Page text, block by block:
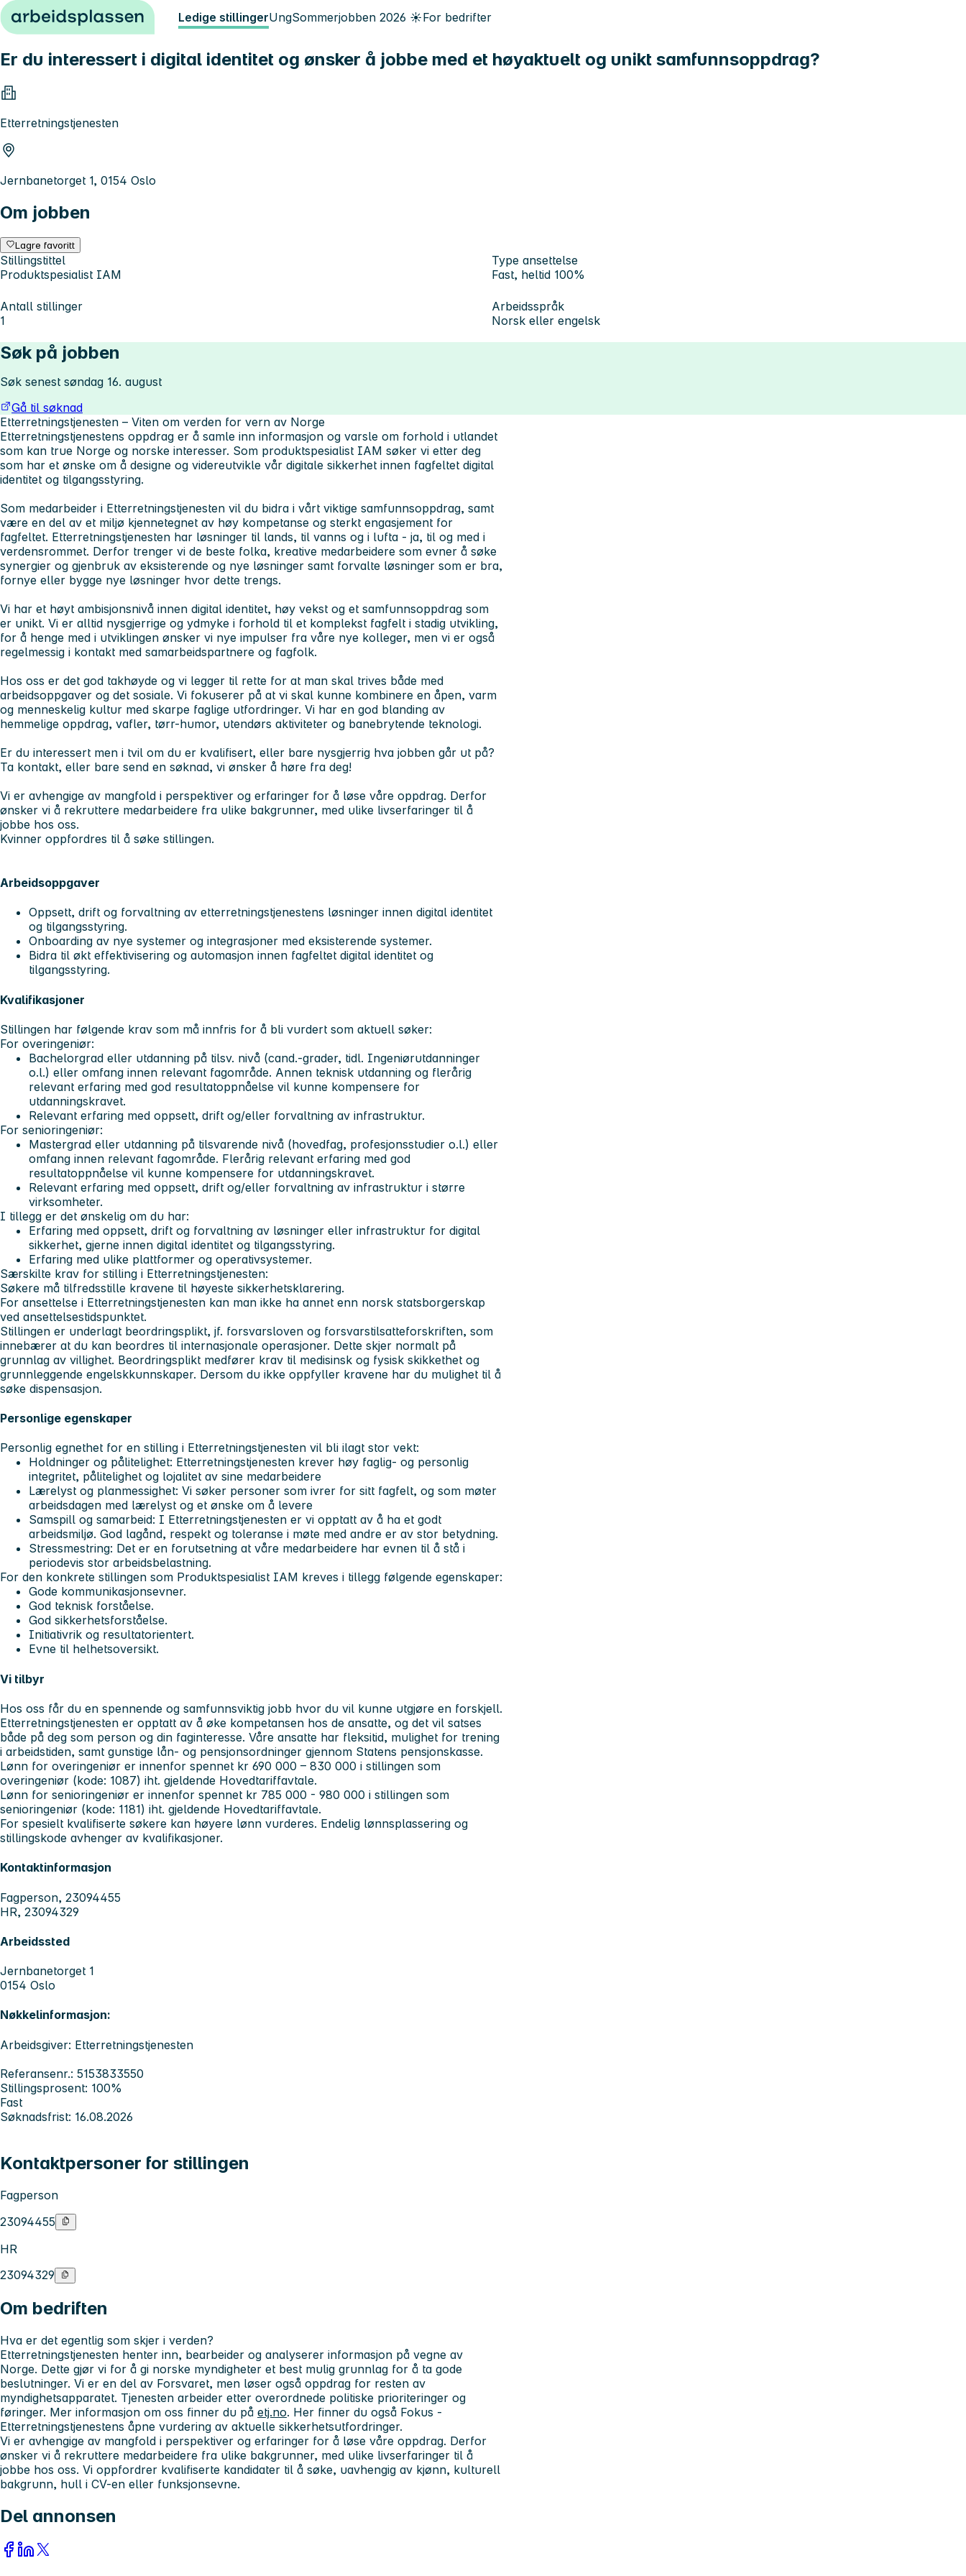
Hopp til innhold Ledige stillingerUngSommerjobben 2026 ☀️For bedrifter
Er du interessert i digital identitet og ønsker å jobbe med et høyaktuelt og unikt samfunnsoppdrag?
Etterretningstjenesten
Jernbanetorget 1, 0154 Oslo
Om jobben
Lagre favoritt
Stillingstittel
Produktspesialist IAM
Type ansettelse
Fast, heltid 100%
Antall stillinger
1
Arbeidsspråk
Norsk eller engelsk
Søk på jobben
Søk senest søndag 16. august
Gå til søknad
Etterretningstjenesten – Viten om verden for vern av Norge
Etterretningstjenestens oppdrag er å samle inn informasjon og varsle om forhold i utlandet
som kan true Norge og norske interesser. Som produktspesialist IAM søker vi etter deg
som har et ønske om å designe og videreutvikle vår digitale sikkerhet innen fagfeltet digital
identitet og tilgangsstyring.
Som medarbeider i Etterretningstjenesten vil du bidra i vårt viktige samfunnsoppdrag, samt
være en del av et miljø kjennetegnet av høy kompetanse og sterkt engasjement for
fagfeltet. Etterretningstjenesten har løsninger til lands, til vanns og i lufta - ja, til og med i
verdensrommet. Derfor trenger vi de beste folka, kreative medarbeidere som evner å søke
synergier og gjenbruk av eksisterende og nye løsninger samt forvalte løsninger som er bra,
fornye eller bygge nye løsninger hvor dette trengs.
Vi har et høyt ambisjonsnivå innen digital identitet, høy vekst og et samfunnsoppdrag som
er unikt. Vi er alltid nysgjerrige og ydmyke i forhold til et komplekst fagfelt i stadig utvikling,
for å henge med i utviklingen ønsker vi nye impulser fra våre nye kolleger, men vi er også
regelmessig i kontakt med samarbeidspartnere og fagfolk.
Hos oss er det god takhøyde og vi legger til rette for at man skal trives både med
arbeidsoppgaver og det sosiale. Vi fokuserer på at vi skal kunne kombinere en åpen, varm
og menneskelig kultur med skarpe faglige utfordringer. Vi har en god blanding av
hemmelige oppdrag, vafler, tørr-humor, utendørs aktiviteter og banebrytende teknologi.
Er du interessert men i tvil om du er kvalifisert, eller bare nysgjerrig hva jobben går ut på?
Ta kontakt, eller bare send en søknad, vi ønsker å høre fra deg!
Vi er avhengige av mangfold i perspektiver og erfaringer for å løse våre oppdrag. Derfor
ønsker vi å rekruttere medarbeidere fra ulike bakgrunner, med ulike livserfaringer til å
jobbe hos oss.
Kvinner oppfordres til å søke stillingen.
Arbeidsoppgaver
Oppsett, drift og forvaltning av etterretningstjenestens løsninger innen digital identitet
og tilgangsstyring.
Onboarding av nye systemer og integrasjoner med eksisterende systemer.
Bidra til økt effektivisering og automasjon innen fagfeltet digital identitet og
tilgangsstyring.
Kvalifikasjoner
Stillingen har følgende krav som må innfris for å bli vurdert som aktuell søker:
For overingeniør:
Bachelorgrad eller utdanning på tilsv. nivå (cand.-grader, tidl. Ingeniørutdanninger
o.l.) eller omfang innen relevant fagområde. Annen teknisk utdanning og flerårig
relevant erfaring med god resultatoppnåelse vil kunne kompensere for
utdanningskravet.
Relevant erfaring med oppsett, drift og/eller forvaltning av infrastruktur.
For senioringeniør:
Mastergrad eller utdanning på tilsvarende nivå (hovedfag, profesjonsstudier o.l.) eller
omfang innen relevant fagområde. Flerårig relevant erfaring med god
resultatoppnåelse vil kunne kompensere for utdanningskravet.
Relevant erfaring med oppsett, drift og/eller forvaltning av infrastruktur i større
virksomheter.
I tillegg er det ønskelig om du har:
Erfaring med oppsett, drift og forvaltning av løsninger eller infrastruktur for digital
sikkerhet, gjerne innen digital identitet og tilgangsstyring.
Erfaring med ulike plattformer og operativsystemer.
Særskilte krav for stilling i Etterretningstjenesten:
Søkere må tilfredsstille kravene til høyeste sikkerhetsklarering.
For ansettelse i Etterretningstjenesten kan man ikke ha annet enn norsk statsborgerskap
ved ansettelsestidspunktet.
Stillingen er underlagt beordringsplikt, jf. forsvarsloven og forsvarstilsatteforskriften, som
innebærer at du kan beordres til internasjonale operasjoner. Dette skjer normalt på
grunnlag av villighet. Beordringsplikt medfører krav til medisinsk og fysisk skikkethet og
grunnleggende engelskkunnskaper. Dersom du ikke oppfyller kravene har du mulighet til å
søke dispensasjon.
Personlige egenskaper
Personlig egnethet for en stilling i Etterretningstjenesten vil bli ilagt stor vekt:
Holdninger og pålitelighet: Etterretningstjenesten krever høy faglig- og personlig
integritet, pålitelighet og lojalitet av sine medarbeidere
Lærelyst og planmessighet: Vi søker personer som ivrer for sitt fagfelt, og som møter
arbeidsdagen med lærelyst og et ønske om å levere
Samspill og samarbeid: I Etterretningstjenesten er vi opptatt av å ha et godt
arbeidsmiljø. God lagånd, respekt og toleranse i møte med andre er av stor betydning.
Stressmestring: Det er en forutsetning at våre medarbeidere har evnen til å stå i
periodevis stor arbeidsbelastning.
For den konkrete stillingen som Produktspesialist IAM kreves i tillegg følgende egenskaper:
Gode kommunikasjonsevner.
God teknisk forståelse.
God sikkerhetsforståelse.
Initiativrik og resultatorientert.
Evne til helhetsoversikt.
Vi tilbyr
Hos oss får du en spennende og samfunnsviktig jobb hvor du vil kunne utgjøre en forskjell.
Etterretningstjenesten er opptatt av å øke kompetansen hos de ansatte, og det vil satses
både på deg som person og din faginteresse. Våre ansatte har fleksitid, mulighet for trening
i arbeidstiden, samt gunstige lån- og pensjonsordninger gjennom Statens pensjonskasse.
Lønn for overingeniør er innenfor spennet kr 690 000 – 830 000 i stillingen som
overingeniør (kode: 1087) iht. gjeldende Hovedtariffavtale.
Lønn for senioringeniør er innenfor spennet kr 785 000 - 980 000 i stillingen som
senioringeniør (kode: 1181) iht. gjeldende Hovedtariffavtale.
For spesielt kvalifiserte søkere kan høyere lønn vurderes. Endelig lønnsplassering og
stillingskode avhenger av kvalifikasjoner.
Kontaktinformasjon
Fagperson, 23094455
HR, 23094329
Arbeidssted
Jernbanetorget 1
0154 Oslo
Nøkkelinformasjon:
Arbeidsgiver: Etterretningstjenesten
Referansenr.: 5153833550
Stillingsprosent: 100%
Fast
Søknadsfrist: 16.08.2026
Kontaktpersoner for stillingen
Fagperson
23094455
HR
23094329
Om bedriften
Hva er det egentlig som skjer i verden?
Etterretningstjenesten henter inn, bearbeider og analyserer informasjon på vegne av
Norge. Dette gjør vi for å gi norske myndigheter et best mulig grunnlag for å ta gode
beslutninger. Vi er en del av Forsvaret, men løser også oppdrag for resten av
myndighetsapparatet. Tjenesten arbeider etter overordnede politiske prioriteringer og
føringer. Mer informasjon om oss finner du på etj.no. Her finner du også Fokus -
Etterretningstjenestens åpne vurdering av aktuelle sikkerhetsutfordringer.
Vi er avhengige av mangfold i perspektiver og erfaringer for å løse våre oppdrag. Derfor
ønsker vi å rekruttere medarbeidere fra ulike bakgrunner, med ulike livserfaringer til å
jobbe hos oss. Vi oppfordrer kvalifiserte kandidater til å søke, uavhengig av kjønn, kulturell
bakgrunn, hull i CV-en eller funksjonsevne.
Del annonsen